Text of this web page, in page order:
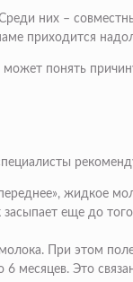
них –
приходится
понять
жидкое
еще до
При этом
Это